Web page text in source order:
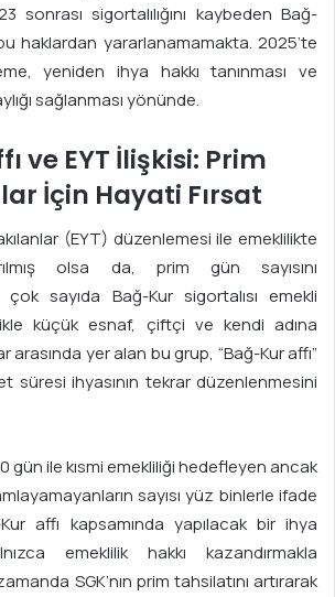
sonrası sigortalılığını kaybeden Bağ-
haklardan yararlanamamakta. 2025’te
yeniden ihya hakkı tanınması ve
sağlanması yönünde.
ve EYT İlişkisi: Prim
İçin Hayati Fırsat
(EYT) düzenlemesi ile emeklilikte
olsa da, prim gün sayısını
sayıda Bağ-Kur sigortalısı emekli
küçük esnaf, çiftçi ve kendi adına
arasında yer alan bu grup, “Bağ-Kur affı”
süresi ihyasının tekrar düzenlenmesini
gün ile kısmi emekliliği hedefleyen ancak
sayısı yüz binlerle ifade
affı kapsamında yapılacak bir ihya
emeklilik hakkı kazandırmakla
SGK’nın prim tahsilatını artırarak